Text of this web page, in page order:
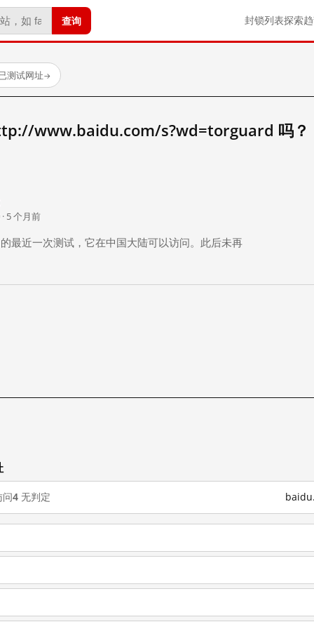
查询 封锁列表探索
测试网址→
www.baidu.com/s?wd=torguard 吗？
5 个月前
最近一次测试，它在中国大陆可以访问。此后未再
问4 无判定